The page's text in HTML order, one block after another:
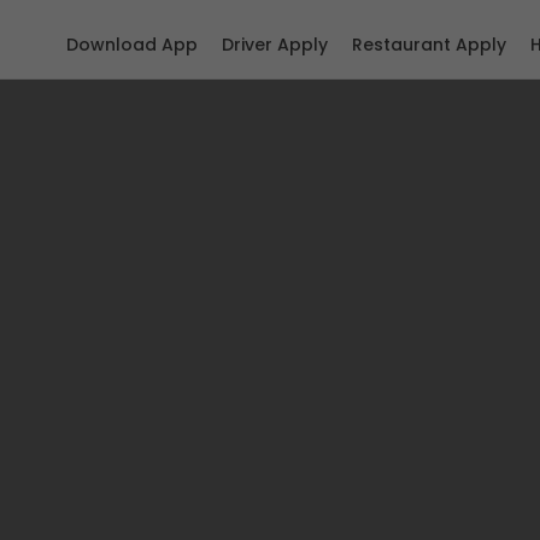
Restaurant Apply
Driver Apply
Download App